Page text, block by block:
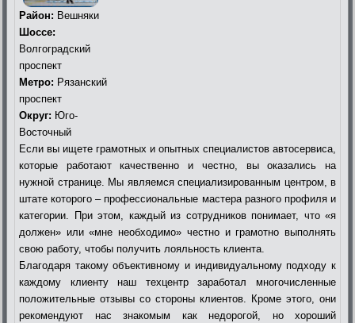
Район: Вешняки
Шоссе:
Волгоградский
проспект
Метро: Рязанский
проспект
Округ: Юго-
Восточный
Если вы ищете грамотных и опытных специалистов автосервиса,
которые работают качественно и честно, вы оказались на
нужной странице. Мы являемся специализированным центром, в
штате которого – профессиональные мастера разного профиля и
категории. При этом, каждый из сотрудников понимает, что «я
должен» или «мне необходимо» честно и грамотно выполнять
свою работу, чтобы получить лояльность клиента.
Благодаря такому объективному и индивидуальному подходу к
каждому клиенту наш техцентр заработал многочисленные
положительные отзывы со стороны клиентов. Кроме этого, они
рекомендуют нас знакомым как недорогой, но хороший